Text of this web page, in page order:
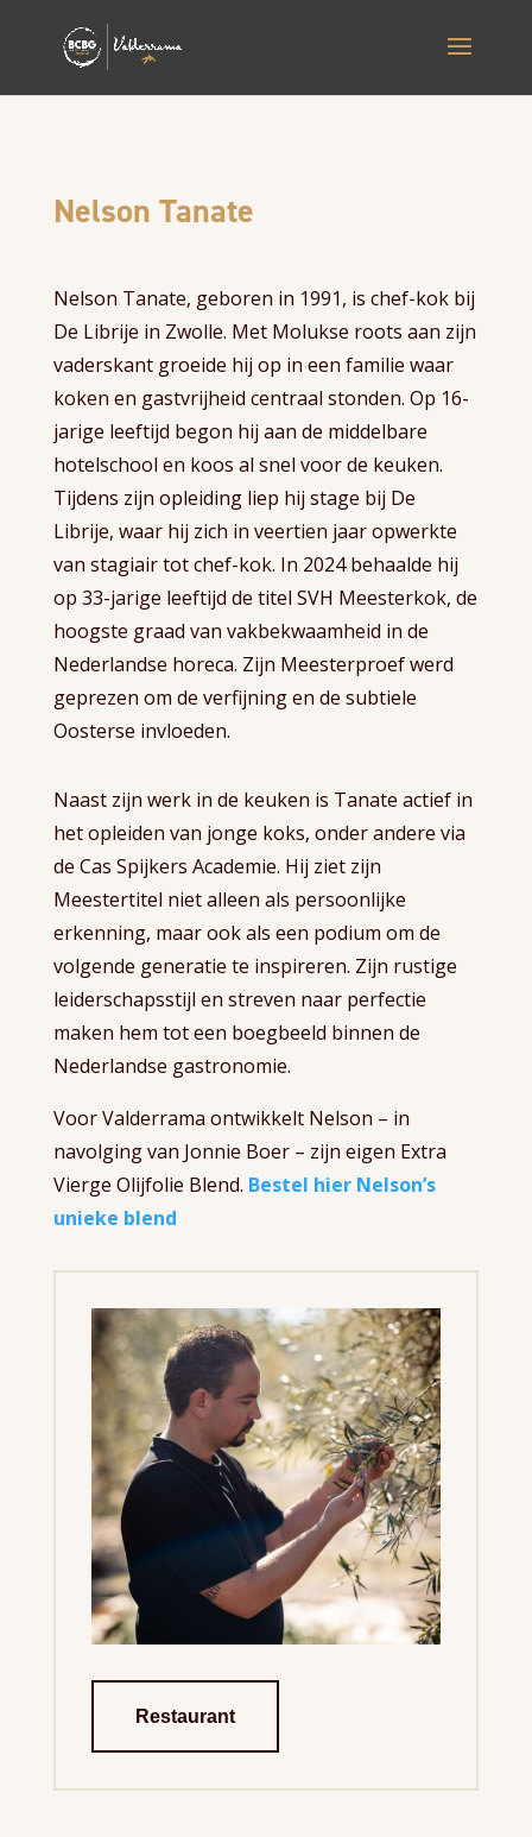
Nelson Tanate
Nelson Tanate, geboren in 1991, is chef-kok bij
De Librije in Zwolle. Met Molukse roots aan zijn
vaderskant groeide hij op in een familie waar
koken en gastvrijheid centraal stonden. Op 16-
jarige leeftijd begon hij aan de middelbare
hotelschool en koos al snel voor de keuken.
Tijdens zijn opleiding liep hij stage bij De
Librije, waar hij zich in veertien jaar opwerkte
van stagiair tot chef-kok. In 2024 behaalde hij
op 33-jarige leeftijd de titel SVH Meesterkok, de
hoogste graad van vakbekwaamheid in de
Nederlandse horeca. Zijn Meesterproef werd
geprezen om de verfijning en de subtiele
Oosterse invloeden.
Naast zijn werk in de keuken is Tanate actief in
het opleiden van jonge koks, onder andere via
de Cas Spijkers Academie. Hij ziet zijn
Meestertitel niet alleen als persoonlijke
erkenning, maar ook als een podium om de
volgende generatie te inspireren. Zijn rustige
leiderschapsstijl en streven naar perfectie
maken hem tot een boegbeeld binnen de
Nederlandse gastronomie.
Voor Valderrama ontwikkelt Nelson – in
navolging van Jonnie Boer – zijn eigen Extra
Vierge Olijfolie Blend. Bestel hier Nelson’s
unieke blend
Restaurant